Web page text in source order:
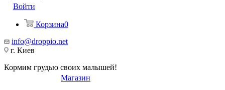
Войти
Корзина0
info@droppio.net
г. Киев
Кормим грудью своих малышей!
Магазин